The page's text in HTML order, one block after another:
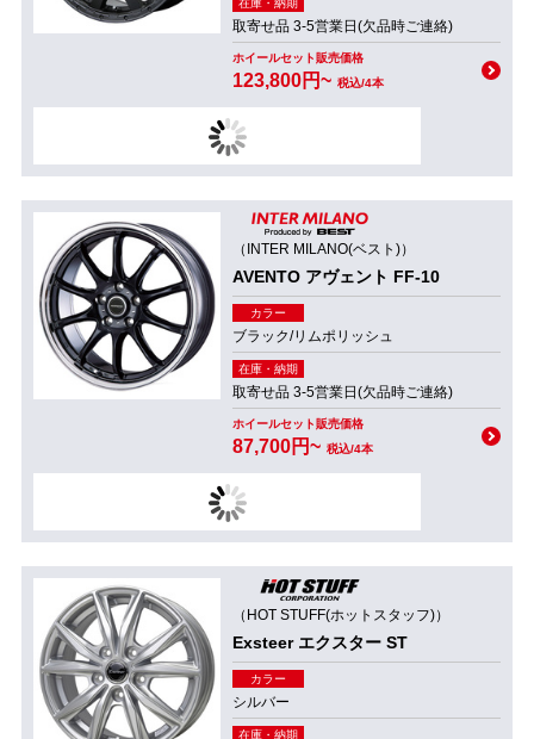
在庫・納期
取寄せ品 3-5営業日(欠品時ご連絡)
ホイールセット販売価格
123,800円~ 税込/4本
（INTER MILANO(ベスト)）
AVENTO アヴェント FF-10
カラー
ブラック/リムポリッシュ
在庫・納期
取寄せ品 3-5営業日(欠品時ご連絡)
ホイールセット販売価格
87,700円~ 税込/4本
（HOT STUFF(ホットスタッフ)）
Exsteer エクスター ST
カラー
シルバー
在庫・納期